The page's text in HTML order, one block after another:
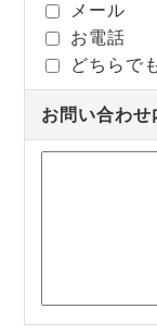
メール
お電話
どちらで
お問い合わせ